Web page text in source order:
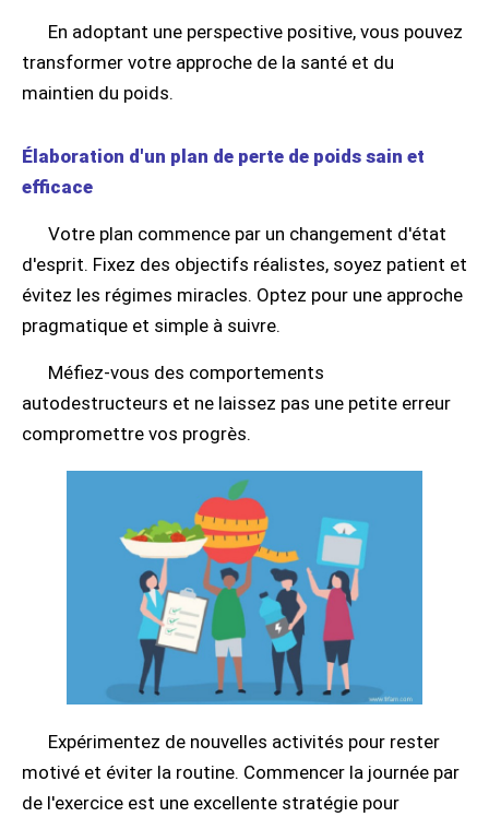
En adoptant une perspective positive, vous pouvez
transformer votre approche de la santé et du
maintien du poids.
Élaboration d'un plan de perte de poids sain et
efficace
Votre plan commence par un changement d'état
d'esprit. Fixez des objectifs réalistes, soyez patient et
évitez les régimes miracles. Optez pour une approche
pragmatique et simple à suivre.
Méfiez-vous des comportements
autodestructeurs et ne laissez pas une petite erreur
compromettre vos progrès.
Expérimentez de nouvelles activités pour rester
motivé et éviter la routine. Commencer la journée par
de l'exercice est une excellente stratégie pour